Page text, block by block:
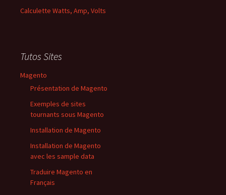
Calculette Watts, Amp, Volts
Tutos Sites
Magento
Présentation de Magento
Exemples de sites
tournants sous Magento
Installation de Magento
Installation de Magento
avec les sample data
Traduire Magento en
Français